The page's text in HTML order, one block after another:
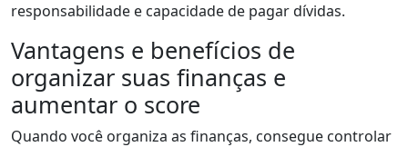
responsabilidade e capacidade de pagar dívidas.
Vantagens e benefícios de
organizar suas finanças e
aumentar o score
Quando você organiza as finanças, consegue controlar